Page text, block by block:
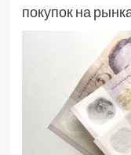
покупок на